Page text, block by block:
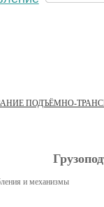
ПОДЪЁМНО-
и механизмы